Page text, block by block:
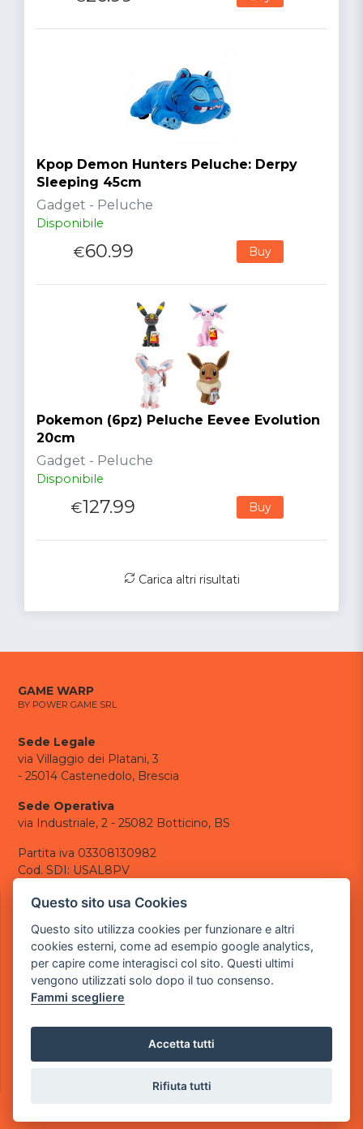
Kpop Demon Hunters Peluche: Derpy
Sleeping 45cm
Gadget - Peluche
Disponibile
€60.99 Buy
Pokemon (6pz) Peluche Eevee Evolution
20cm
Gadget - Peluche
Disponibile
€127.99 Buy
Carica altri risultati
GAME WARP
BY POWER GAME SRL
Sede Legale
via Villaggio dei Platani, 3
- 25014 Castenedolo, Brescia
Sede Operativa
via Industriale, 2 - 25082 Botticino, BS
Partita iva 03308130982
Cod. SDI: USAL8PV
CONTATTI
tel.: +39 030 376 2377
tel.: +39 030 336 6259
pec:powergamesrl@legalmail.it
LINK UTILI
Informazioni generali
Questo sito usa Cookies
Questo sito utilizza cookies per funzionare e altri
cookies esterni, come ad esempio google analytics,
per capire come interagisci col sito. Questi ultimi
vengono utilizzati solo dopo il tuo consenso.
Fammi scegliere
Accetta tutti
Rifiuta tutti